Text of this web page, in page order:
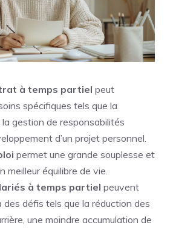
à temps partiel peut
spécifiques tels que la
la gestion de responsabilités
d’un projet personnel.
permet une grande souplesse et
meilleur équilibre de vie.
à temps partiel peuvent
défis tels que la réduction des
une moindre accumulation de